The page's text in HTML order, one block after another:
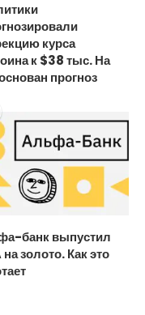
курса
к $38 тыс. На
прогноз
банк выпустил
золото. Как это